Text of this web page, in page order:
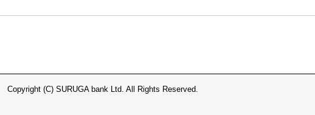
Copyright (C) SURUGA bank Ltd. All Rights Reserved.